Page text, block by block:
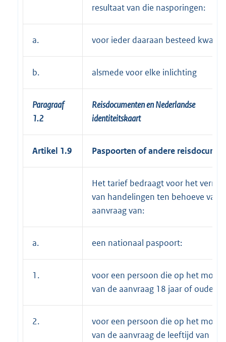
resultaat van die nasporingen:
a. voor ieder daaraan besteed
b. alsmede voor elke inlichting
Paragraaf
1.2
Reisdocumenten en Nederlandse
identiteitskaart
Artikel 1.9 Paspoorten of andere
Het tarief bedraagt voor het
van handelingen ten behoeve van
aanvraag van:
a. een nationaal paspoort:
1.
voor een persoon die op het
van de aanvraag 18 jaar of ouder is:
2.
voor een persoon die op het
van de aanvraag de leeftijd van 18